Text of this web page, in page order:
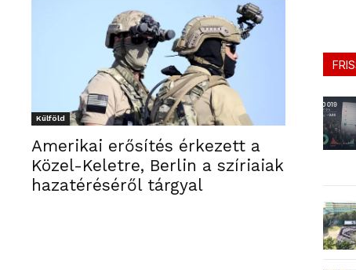
Külföld
Amerikai erősítés érkezett a
Közel-Keletre, Berlin a szíriaiak
hazatéréséről tárgyal